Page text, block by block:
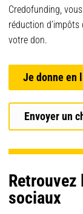
Credofunding,
réduction
votre don.
Je donne en
Envoyer un
Retrouvez
sociaux